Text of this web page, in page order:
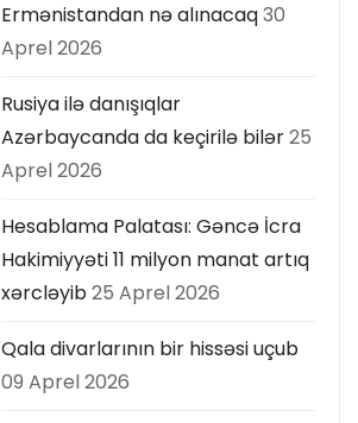
Ermənistandan nə alınacaq30
Aprel 2026
Rusiya ilə danışıqlar
Azərbaycanda da keçirilə bilər25
Aprel 2026
Hesablama Palatası: Gəncə İcra
Hakimiyyəti 11 milyon manat artıq
xərcləyib25 Aprel 2026
Qala divarlarının bir hissəsi uçub
09 Aprel 2026